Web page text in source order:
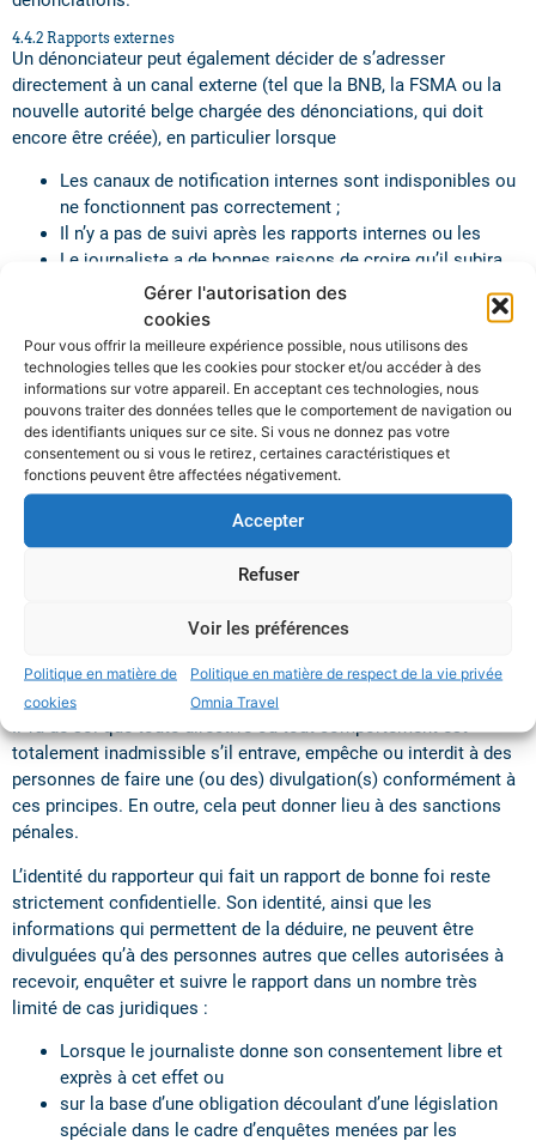
Gérer l'autorisation des
cookies
Pour vous offrir la meilleure expérience possible, nous utilisons des
technologies telles que les cookies pour stocker et/ou accéder à des
informations sur votre appareil. En acceptant ces technologies, nous
pouvons traiter des données telles que le comportement de navigation ou
des identifiants uniques sur ce site. Si vous ne donnez pas votre
consentement ou si vous le retirez, certaines caractéristiques et
fonctions peuvent être affectées négativement.
Accepter
Refuser
Voir les préférences
Politique en matière de
cookies
Politique en matière de respect de la vie privée
Omnia Travel
4.4.2 Rapports externes
Un dénonciateur peut également décider de s’adresser
directement à un canal externe (tel que la BNB, la FSMA ou la
nouvelle autorité belge chargée des dénonciations, qui doit
encore être créée), en particulier lorsque
Les canaux de notification internes sont indisponibles ou
ne fonctionnent pas correctement ;
Il n’y a pas de suivi après les rapports internes ou les
Le journaliste a de bonnes raisons de croire qu’il subira
des représailles ou que l’autorité est mieux placée pour
prendre des mesures efficaces.
4.4.3 Information du public
Ceci n’est autorisé que si
Les rapports internes et externes ne sont pas traités et
aucune mesure appropriée n’est prise ;
Le notifiant a des motifs raisonnables de croire que la
violation représente un danger imminent et évident pour
Il existe un risque de représailles en cas de signalement
externe, ou il est peu probable qu’il soit remédié
journaliste/dénonciateur ?
4.5.1 Notification de bonne foi
Il va de soi que toute directive ou tout comportement est
totalement inadmissible s’il entrave, empêche ou interdit à des
personnes de faire une (ou des) divulgation(s) conformément à
ces principes. En outre, cela peut donner lieu à des sanctions
pénales.
L’identité du rapporteur qui fait un rapport de bonne foi reste
strictement confidentielle. Son identité, ainsi que les
informations qui permettent de la déduire, ne peuvent être
divulguées qu’à des personnes autres que celles autorisées à
recevoir, enquêter et suivre le rapport dans un nombre très
limité de cas juridiques :
Lorsque le journaliste donne son consentement libre et
exprès à cet effet ou
sur la base d’une obligation découlant d’une législation
spéciale dans le cadre d’enquêtes menées par les